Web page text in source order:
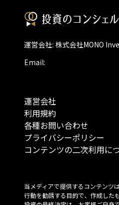
運営会社: 株式会社MONO
Email:
運営会社
利用規約
各種お問い合わせ
プライバシーポリシー
コンテンツの二次利用に
当メディアで提供するコンテンツ
行動を勧誘する目的で、作成した